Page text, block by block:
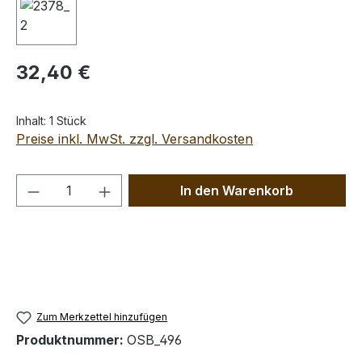
Regulärer Preis:
32,40 €
Inhalt: 1 Stück
Preise inkl. MwSt. zzgl. Versandkosten
Produkt Anzahl: Gib denIn den Warenkorb
Zum Merkzettel hinzufügen
Produktnummer: OSB_496